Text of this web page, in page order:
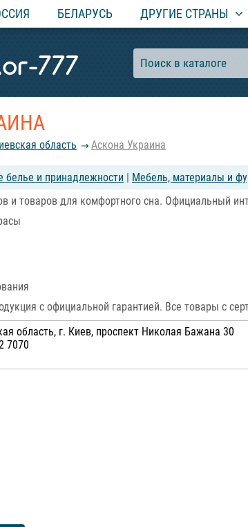
БЕЛАРУСЬ ДРУГИЕ СТРАНЫ
область Аскона Украина
белье и принадлежности | Мебель, материалы и
и товаров для комфортного сна. Официальный
с официальной гарантией. Все товары с
область, г. Киев, проспект Николая Бажана 30
7070